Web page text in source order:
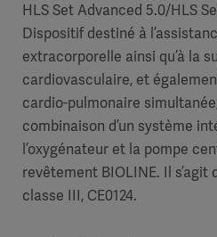
HLS Set Advanced 5.0/HLS
Dispositif destiné à
extracorporelle ainsi qu’à la
cardiovasculaire, et
cardio-pulmonaire
combinaison d’un système
l’oxygénateur et la pompe
revêtement BIOLINE. Il s’agit
classe III, CE0124.